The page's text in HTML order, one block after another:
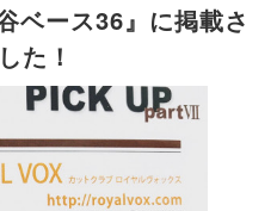
ベース36』に掲載さ
た！